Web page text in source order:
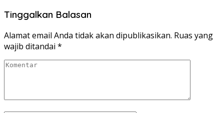
Tinggalkan Balasan
Alamat email Anda tidak akan dipublikasikan. Ruas yang
wajib ditandai *